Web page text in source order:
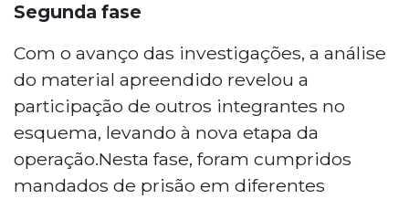
Segunda fase
Com o avanço das investigações, a análise
do material apreendido revelou a
participação de outros integrantes no
esquema, levando à nova etapa da
operação.Nesta fase, foram cumpridos
mandados de prisão em diferentes